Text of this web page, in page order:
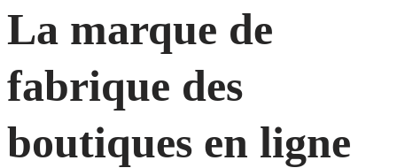
La marque de
fabrique des
boutiques en ligne